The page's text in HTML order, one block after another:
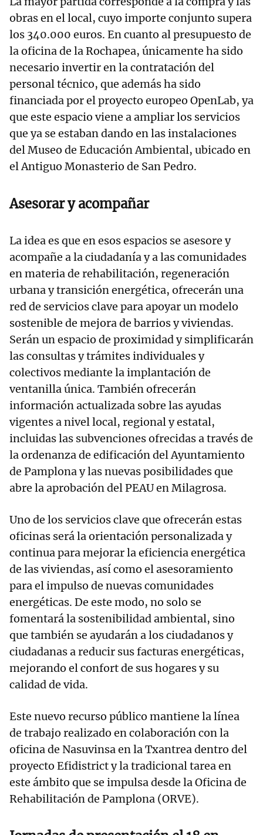
obras en el local, cuyo importe conjunto supera
los 340.000 euros. En cuanto al presupuesto de
la oficina de la Rochapea, únicamente ha sido
necesario invertir en la contratación del
personal técnico, que además ha sido
financiada por el proyecto europeo OpenLab, ya
que este espacio viene a ampliar los servicios
que ya se estaban dando en las instalaciones
del Museo de Educación Ambiental, ubicado en
el Antiguo Monasterio de San Pedro.
Asesorar y acompañar
La idea es que en esos espacios se asesore y
acompañe a la ciudadanía y a las comunidades
en materia de rehabilitación, regeneración
urbana y transición energética, ofrecerán una
red de servicios clave para apoyar un modelo
sostenible de mejora de barrios y viviendas.
Serán un espacio de proximidad y simplificarán
las consultas y trámites individuales y
colectivos mediante la implantación de
ventanilla única. También ofrecerán
información actualizada sobre las ayudas
vigentes a nivel local, regional y estatal,
incluidas las subvenciones ofrecidas a través de
la ordenanza de edificación del Ayuntamiento
de Pamplona y las nuevas posibilidades que
abre la aprobación del PEAU en Milagrosa.
Uno de los servicios clave que ofrecerán estas
oficinas será la orientación personalizada y
continua para mejorar la eficiencia energética
de las viviendas, así como el asesoramiento
para el impulso de nuevas comunidades
energéticas. De este modo, no solo se
fomentará la sostenibilidad ambiental, sino
que también se ayudarán a los ciudadanos y
ciudadanas a reducir sus facturas energéticas,
mejorando el confort de sus hogares y su
calidad de vida.
Este nuevo recurso público mantiene la línea
de trabajo realizado en colaboración con la
oficina de Nasuvinsa en la Txantrea dentro del
proyecto Efidistrict y la tradicional tarea en
este ámbito que se impulsa desde la Oficina de
Rehabilitación de Pamplona (ORVE).